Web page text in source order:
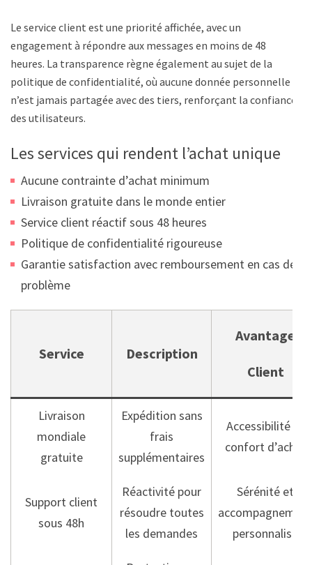
Le service client est une priorité affichée, avec un
engagement à répondre aux messages en moins de 48
heures. La transparence règne également au sujet de la
politique de confidentialité, où aucune donnée personnelle
n’est jamais partagée avec des tiers, renforçant la confiance
des utilisateurs.
Les services qui rendent l’achat unique
Aucune contrainte d’achat minimum
Livraison gratuite dans le monde entier
Service client réactif sous 48 heures
Politique de confidentialité rigoureuse
Garantie satisfaction avec remboursement en cas de
problème
Service Description
Avantage
Client
Livraison
mondiale
gratuite
Expédition sans
frais
supplémentaires
Accessibilité et
confort d’achat
Support client
sous 48h
Réactivité pour
résoudre toutes
les demandes
Sérénité et
accompagnement
personnalisé